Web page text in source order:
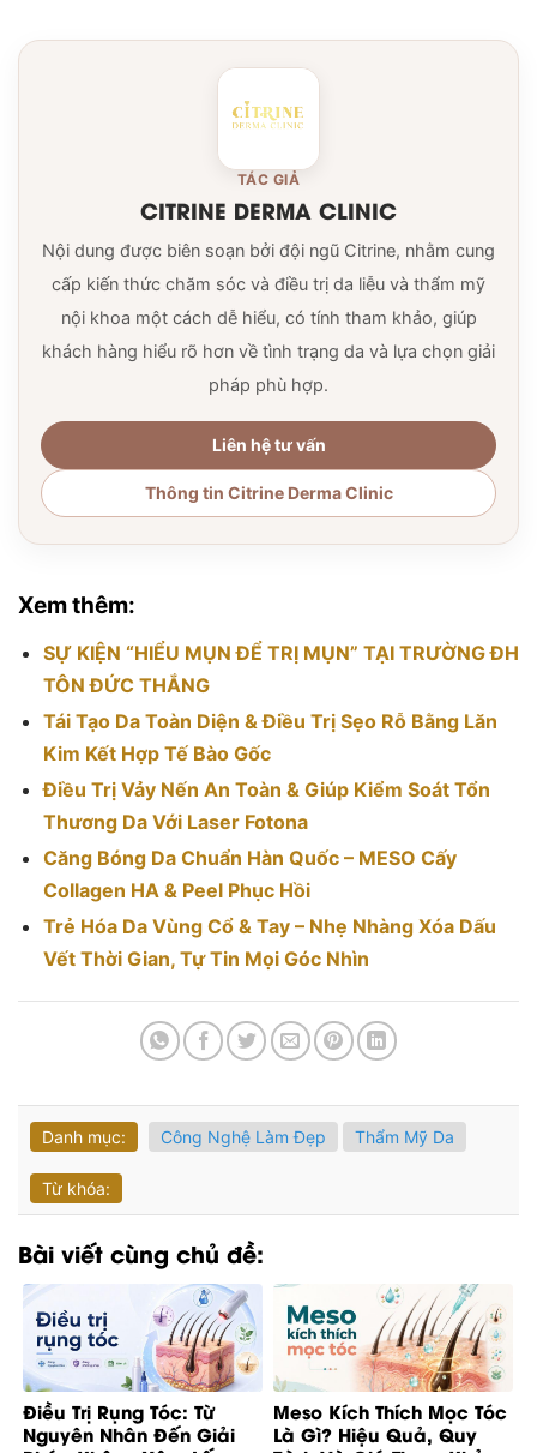
TÁC GIẢ
CITRINE DERMA CLINIC
Nội dung được biên soạn bởi đội ngũ Citrine, nhằm cung
cấp kiến thức chăm sóc và điều trị da liễu và thẩm mỹ
nội khoa một cách dễ hiểu, có tính tham khảo, giúp
khách hàng hiểu rõ hơn về tình trạng da và lựa chọn giải
pháp phù hợp.
Liên hệ tư vấn
Thông tin Citrine Derma Clinic
Xem thêm:
SỰ KIỆN “HIỂU MỤN ĐỂ TRỊ MỤN” TẠI TRƯỜNG ĐH
TÔN ĐỨC THẮNG
Tái Tạo Da Toàn Diện & Điều Trị Sẹo Rỗ Bằng Lăn
Kim Kết Hợp Tế Bào Gốc
Điều Trị Vảy Nến An Toàn & Giúp Kiểm Soát Tổn
Thương Da Với Laser Fotona
Căng Bóng Da Chuẩn Hàn Quốc – MESO Cấy
Collagen HA & Peel Phục Hồi
Trẻ Hóa Da Vùng Cổ & Tay – Nhẹ Nhàng Xóa Dấu
Vết Thời Gian, Tự Tin Mọi Góc Nhìn
Danh mục: Công Nghệ Làm Đẹp Thẩm Mỹ Da
Từ khóa:
Bài viết cùng chủ đề:
Điều Trị Rụng Tóc: Từ
Nguyên Nhân Đến Giải
Meso Kích Thích Mọc Tóc
Là Gì? Hiệu Quả, Quy